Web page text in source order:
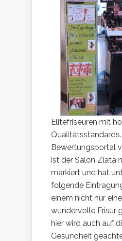
Elitefriseuren mit
Bewertungsportal
ist der Salon Zlata
markiert und hat
folgende
einem nicht nur eine
wundervolle Frisur
hier wird auch auf
Gesundheit